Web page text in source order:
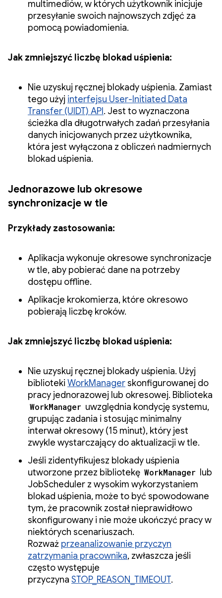
multimediów, w których użytkownik inicjuje
przesyłanie swoich najnowszych zdjęć za
pomocą powiadomienia.
Jak zmniejszyć liczbę blokad uśpienia:
Nie uzyskuj ręcznej blokady uśpienia. Zamiast
tego użyj interfejsu User-Initiated Data
Transfer (UIDT) API . Jest to wyznaczona
ścieżka dla długotrwałych zadań przesyłania
danych inicjowanych przez użytkownika,
która jest wyłączona z obliczeń nadmiernych
blokad uśpienia.
Jednorazowe lub okresowe
synchronizacje w tle
Przykłady zastosowania:
Aplikacja wykonuje okresowe synchronizacje
w tle, aby pobierać dane na potrzeby
dostępu offline.
Aplikacje krokomierza, które okresowo
pobierają liczbę kroków.
Jak zmniejszyć liczbę blokad uśpienia:
Nie uzyskuj ręcznej blokady uśpienia. Użyj
biblioteki WorkManagerskonfigurowanej do
pracy jednorazowej lub okresowej. Biblioteka
WorkManager uwzględnia kondycję systemu,
grupując zadania i stosując minimalny
interwał okresowy (15 minut), który jest
zwykle wystarczający do aktualizacji w tle.
Jeśli zidentyfikujesz blokady uśpienia
utworzone przez bibliotekę WorkManager
lub
JobScheduler z wysokim wykorzystaniem
blokad uśpienia, może to być spowodowane
tym, że pracownik został nieprawidłowo
skonfigurowany i nie może ukończyć pracy w
niektórych scenariuszach.
Rozważ przeanalizowanie przyczyn
zatrzymania pracownika, zwłaszcza jeśli
często występuje
przyczyna STOP_REASON_TIMEOUT.